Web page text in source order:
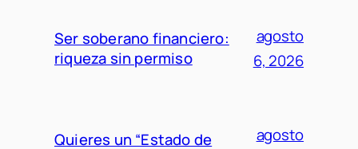
Ser soberano financiero:
riqueza sin permiso
agosto
6, 2026
Quieres un “Estado de
agosto